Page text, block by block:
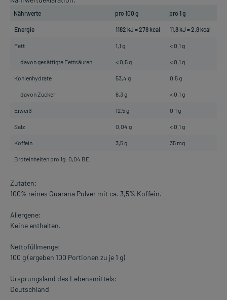
Nährwerte pro 100 g pro 1 g
Energie 1182 kJ = 278 kcal 11,8 kJ = 2,8 kcal
Fett 1,1 g < 0,1 g
davon gesättigte Fettsäuren < 0,5 g < 0,1 g
Kohlenhydrate 53,4 g 0,5 g
davon Zucker 6,3 g < 0,1 g
Eiweiß 12,5 g 0,1 g
Salz 0,04 g < 0,1 g
Koffein 3,5 g 35 mg
Broteinheiten pro 1g: 0,04 BE.
Zutaten:
100% reines Guarana Pulver mit ca. 3,5% Koffein.
Allergene:
Keine enthalten.
Nettofüllmenge:
100 g (ergeben 100 Portionen zu je 1 g)
Ursprungsland des Lebensmittels:
Deutschland